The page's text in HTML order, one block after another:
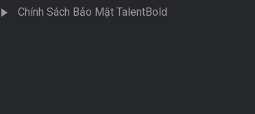
Chính Sách Bảo Mật TalentBold